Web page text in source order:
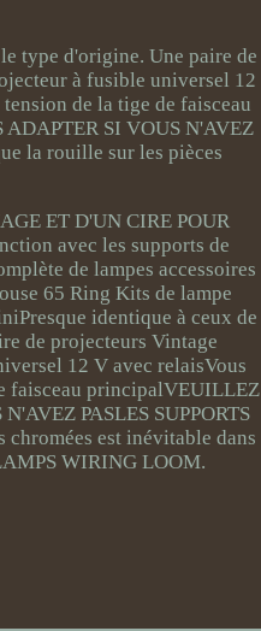
type d'origine. Une paire de
à fusible universel 12
de la tige de faisceau
ADAPTER SI VOUS N'AVEZ
la rouille sur les pièces
ET D'UN CIRE POUR
avec les supports de
de lampes accessoires
65 Ring Kits de lampe
identique à ceux de
de projecteurs Vintage
12 V avec relaisVous
faisceau principalVEUILLEZ
PASLES SUPPORTS
est inévitable dans
WIRING LOOM.